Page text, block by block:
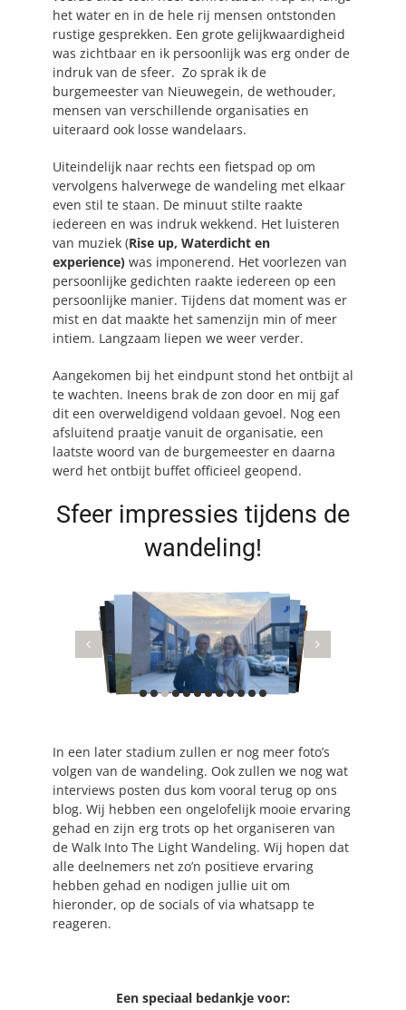
het water en in de hele rij mensen ontstonden
rustige gesprekken. Een grote gelijkwaardigheid
was zichtbaar en ik persoonlijk was erg onder de
indruk van de sfeer. Zo sprak ik de
burgemeester van Nieuwegein, de wethouder,
mensen van verschillende organisaties en
uiteraard ook losse wandelaars.
Uiteindelijk naar rechts een fietspad op om
vervolgens halverwege de wandeling met elkaar
even stil te staan. De minuut stilte raakte
iedereen en was indruk wekkend. Het luisteren
van muziek (Rise up, Waterdicht en
experience) was imponerend. Het voorlezen van
persoonlijke gedichten raakte iedereen op een
persoonlijke manier. Tijdens dat moment was er
mist en dat maakte het samenzijn min of meer
intiem. Langzaam liepen we weer verder.
Aangekomen bij het eindpunt stond het ontbijt al
te wachten. Ineens brak de zon door en mij gaf
dit een overweldigend voldaan gevoel. Nog een
afsluitend praatje vanuit de organisatie, een
laatste woord van de burgemeester en daarna
werd het ontbijt buffet officieel geopend.
Sfeer impressies tijdens de
wandeling!
In een later stadium zullen er nog meer foto’s
volgen van de wandeling. Ook zullen we nog wat
interviews posten dus kom vooral terug op ons
blog. Wij hebben een ongelofelijk mooie ervaring
gehad en zijn erg trots op het organiseren van
de Walk Into The Light Wandeling. Wij hopen dat
alle deelnemers net zo’n positieve ervaring
hebben gehad en nodigen jullie uit om
hieronder, op de socials of via whatsapp te
reageren.
Een speciaal bedankje voor: